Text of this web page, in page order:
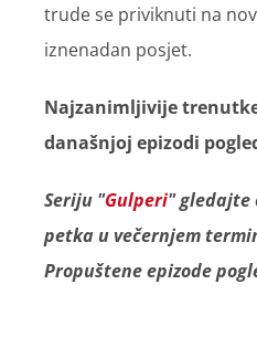
trude se priviknuti na
iznenadan posjet.
Najzanimljivije
današnjoj epizodi
Seriju "Gulperi" gledajte
petka u večernjem
Propuštene epizode